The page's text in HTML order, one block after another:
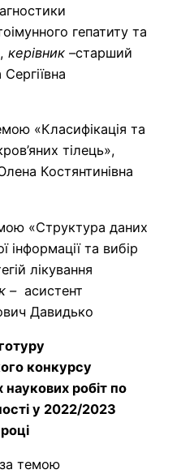
гепатиту та
керівник –старший
«Класифікація та
тілець»,
Костянтинівна
«Структура даних
інформації та вибір
лікування
– асистент
Давидько
конкурсу
робіт по
у 2022/2023
темою